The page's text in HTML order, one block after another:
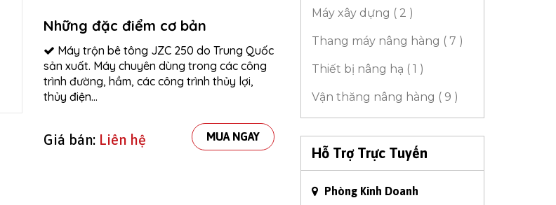
Những đặc điểm cơ bản
Máy trộn bê tông JZC 250 do Trung Quốc
sản xuất. Máy chuyên dùng trong các công
trình đường, hầm, các công trình thủy lợi,
thủy điện…
Giá bán: Liên hệ MUA NGAY
Máy xây dựng ( 2 )
Thang máy nâng hàng ( 7 )
Thiết bị nâng hạ ( 1 )
Vận thăng nâng hàng ( 9 )
Hỗ Trợ Trực Tuyến
Phòng Kinh Doanh